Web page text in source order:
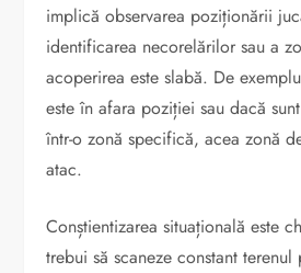
implică observarea poziționării
identificarea necorelărilor sau a
acoperirea este slabă. De
este în afara poziției sau dacă
într-o zonă specifică, acea zonă
atac.
Conștientizarea situațională este
trebui să scaneze constant terenul